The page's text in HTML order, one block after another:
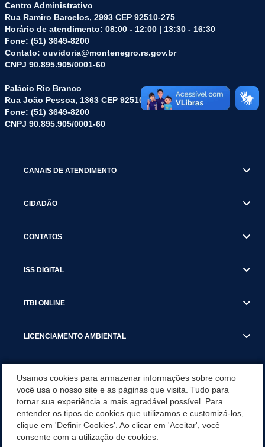
Centro Administrativo
Rua Ramiro Barcelos, 2993 CEP 92510-275
Horário de atendimento: 08:00 - 12:00 | 13:30 - 16:30
Fone: (51) 3649-8200
Contato: ouvidoria@montenegro.rs.gov.br
CNPJ 90.895.905/0001-60
Palácio Rio Branco
Rua João Pessoa, 1363 CEP 92510-045
Fone: (51) 3649-8200
CNPJ 90.895.905/0001-60
CANAIS DE ATENDIMENTO
CIDADÃO
CONTATOS
ISS DIGITAL
ITBI ONLINE
LICENCIAMENTO AMBIENTAL
SERVIÇOS
SERVIÇOS DO DEPARTAMENTO DE RECEITA MUNICIPAL
Usamos cookies para armazenar informações sobre como
você usa o nosso site e as páginas que visita. Tudo para
tornar sua experiência a mais agradável possível. Para
entender os tipos de cookies que utilizamos e customizá-los,
clique em 'Definir Cookies'. Ao clicar em 'Aceitar', você
consente com a utilização de cookies.